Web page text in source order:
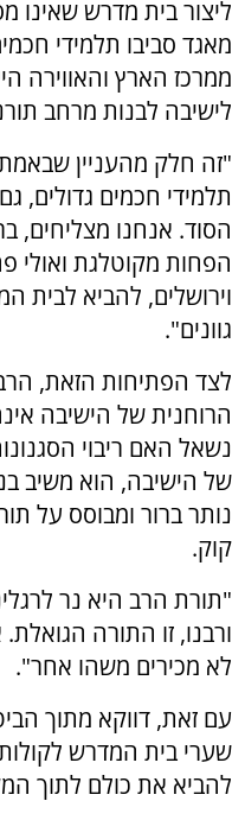
ליצור בית מדרש שאינו
מאגד סביבו תלמידי
ממרכז הארץ והאווירה
לישיבה לבנות מרחב
"זה חלק מהעניין
תלמידי חכמים גדולים,
הסוד. אנחנו מצליחים,
הפחות מקוטלגת ואולי
וירושלים, להביא לבית
גוונים".
לצד הפתיחות הזאת,
הרוחנית של הישיבה
נשאל האם ריבוי
של הישיבה, הוא משיב
נותר ברור ומבוסס על
קוק.
"תורת הרב היא נר
ורבנו, זו התורה
לא מכירים משהו אחר".
עם זאת, דווקא מתוך
שערי בית המדרש
להביא את כולם לתוך